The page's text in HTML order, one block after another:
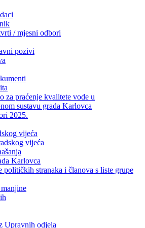
/ mjesni odbori
pozivi
za praćenje kvalitete vode u
sustavu grada Karlovca
2025.
vijeća
vijeća
Karlovca
političkih stranaka i članova s liste grupe
Upravnih odjela